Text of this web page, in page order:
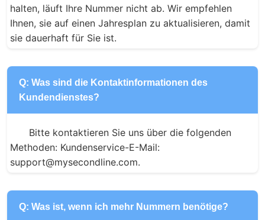
halten, läuft Ihre Nummer nicht ab. Wir empfehlen
Ihnen, sie auf einen Jahresplan zu aktualisieren, damit
sie dauerhaft für Sie ist.
Q: Was sind die Kontaktinformationen des
Kundendienstes?
Bitte kontaktieren Sie uns über die folgenden
Methoden: Kundenservice-E-Mail:
support@mysecondline.com.
Q: Was ist, wenn ich mehr Nummern benötige?